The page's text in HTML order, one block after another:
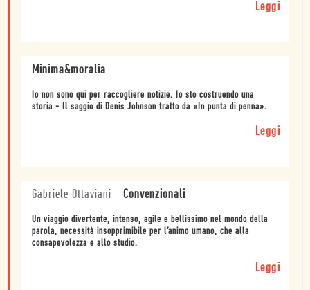
Leggi
Minima&moralia
Io non sono qui per raccogliere notizie. Io sto costruendo una
storia - Il saggio di Denis Johnson tratto da «In punta di penna».
Leggi
Gabriele Ottaviani - Convenzionali
Un viaggio divertente, intenso, agile e bellissimo nel mondo della
parola, necessità insopprimibile per l’animo umano, che alla
consapevolezza e allo studio.
Leggi